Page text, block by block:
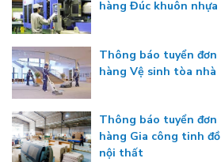
hàng Đúc khuôn nhựa
Thông báo tuyển đơn
hàng Vệ sinh tòa nhà
Thông báo tuyển đơn
hàng Gia công tinh đồ
nội thất